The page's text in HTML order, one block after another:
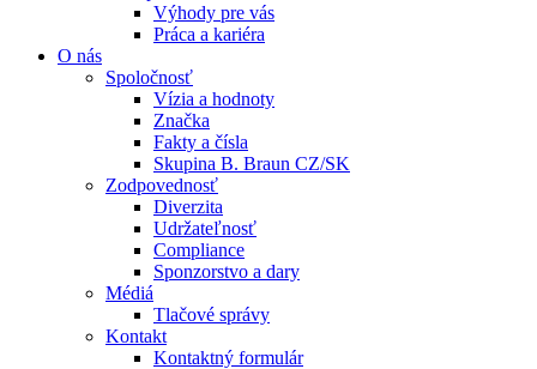
Výhody pre vás
Práca a kariéra
O nás
Spoločnosť
Vízia a hodnoty
Značka
Fakty a čísla
Skupina B. Braun CZ/SK
Zodpovednosť
Diverzita
Udržateľnosť
Compliance
Sponzorstvo a dary
Médiá
Tlačové správy
Kontakt
Kontaktný formulár